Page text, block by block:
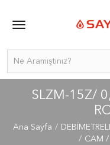
SLZM-15Z/
Ana Sayfa
CAM /